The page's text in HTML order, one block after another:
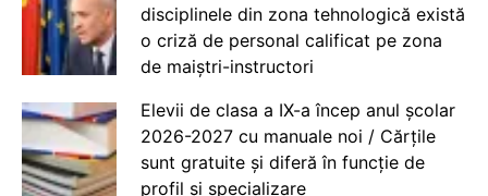
disciplinele din zona tehnologică există
o criză de personal calificat pe zona
de maiștri-instructori
Elevii de clasa a IX-a încep anul școlar
2026-2027 cu manuale noi / Cărțile
sunt gratuite și diferă în funcție de
profil și specializare